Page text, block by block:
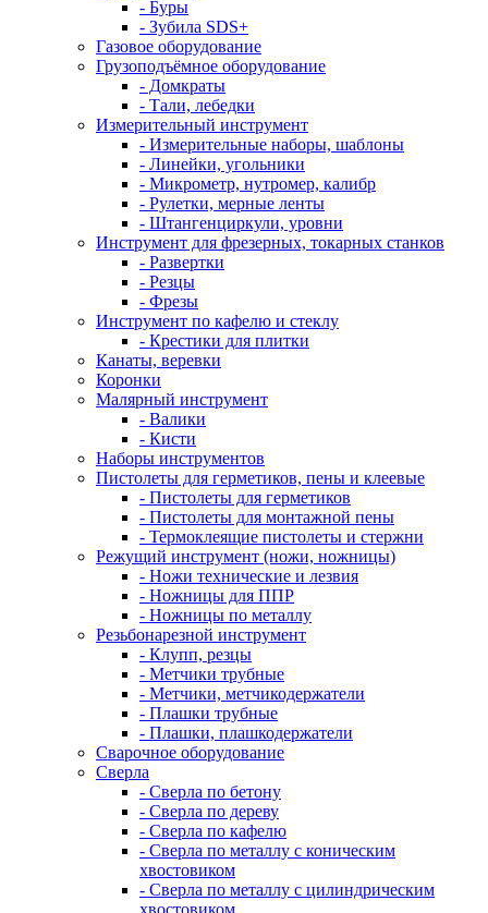
- Буры
- Зубила SDS+
Газовое оборудование
Грузоподъёмное оборудование
- Домкраты
- Тали, лебедки
Измерительный инструмент
- Измерительные наборы, шаблоны
- Линейки, угольники
- Микрометр, нутромер, калибр
- Рулетки, мерные ленты
- Штангенциркули, уровни
Инструмент для фрезерных, токарных станков
- Развертки
- Резцы
- Фрезы
Инструмент по кафелю и стеклу
- Крестики для плитки
Канаты, веревки
Коронки
Малярный инструмент
- Валики
- Кисти
Наборы инструментов
Пистолеты для герметиков, пены и клеевые
- Пистолеты для герметиков
- Пистолеты для монтажной пены
- Термоклеящие пистолеты и стержни
Режущий инструмент (ножи, ножницы)
- Ножи технические и лезвия
- Ножницы для ППР
- Ножницы по металлу
Резьбонарезной инструмент
- Клупп, резцы
- Метчики трубные
- Метчики, метчикодержатели
- Плашки трубные
- Плашки, плашкодержатели
Сварочное оборудование
Сверла
- Сверла по бетону
- Сверла по дереву
- Сверла по кафелю
- Сверла по металлу с коническим
хвостовиком
- Сверла по металлу с цилиндрическим
хвостовиком